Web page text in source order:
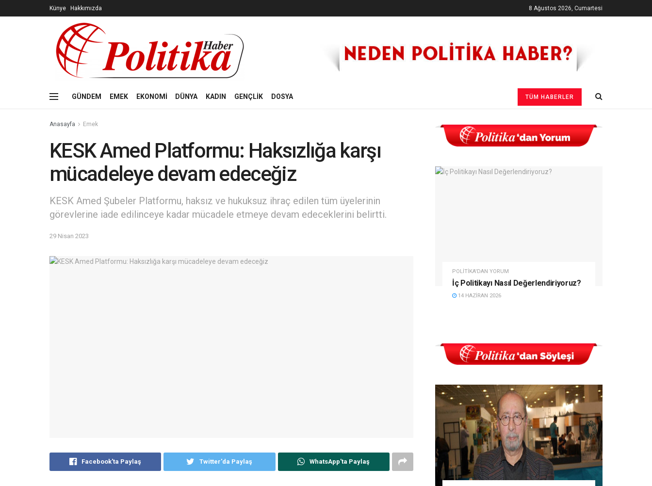
Künye Hakkımızda 8 Ağustos 2026, Cumartesi
GÜNDEM EMEK EKONOMİ DÜNYA KADIN GENÇLİK DOSYA TÜM HABERLER
Anasayfa Emek
KESK Amed Platformu: Haksızlığa karşı
mücadeleye devam edeceğiz
KESK Amed Şubeler Platformu, haksız ve hukuksuz ihraç edilen tüm üyelerinin
görevlerine iade edilinceye kadar mücadele etmeye devam edeceklerini belirtti.
29 Nisan 2023
Facebook'ta Paylaş Twitter'da Paylaş WhatsApp'ta Paylaş
POLITIKA'DAN YORUM
İç Politikayı Nasıl Değerlendiriyoruz?
14 HAZIRAN 2026